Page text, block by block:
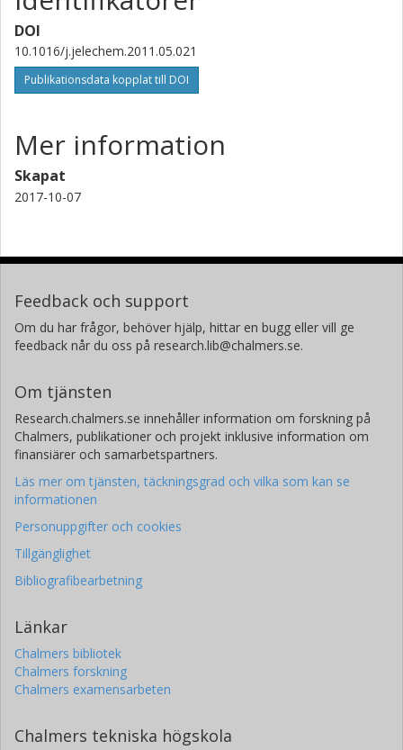
DOI
10.1016/j.jelechem.2011.05.021
Publikationsdata kopplat till DOI
Mer information
Skapat
2017-10-07
Feedback och support
Om du har frågor, behöver hjälp, hittar en bugg eller vill ge
feedback når du oss på research.lib@chalmers.se.
Om tjänsten
Research.chalmers.se innehåller information om forskning på
Chalmers, publikationer och projekt inklusive information om
finansiärer och samarbetspartners.
Läs mer om tjänsten, täckningsgrad och vilka som kan se
informationen
Personuppgifter och cookies
Tillgänglighet
Bibliografibearbetning
Länkar
Chalmers bibliotek
Chalmers forskning
Chalmers examensarbeten
Chalmers tekniska högskola